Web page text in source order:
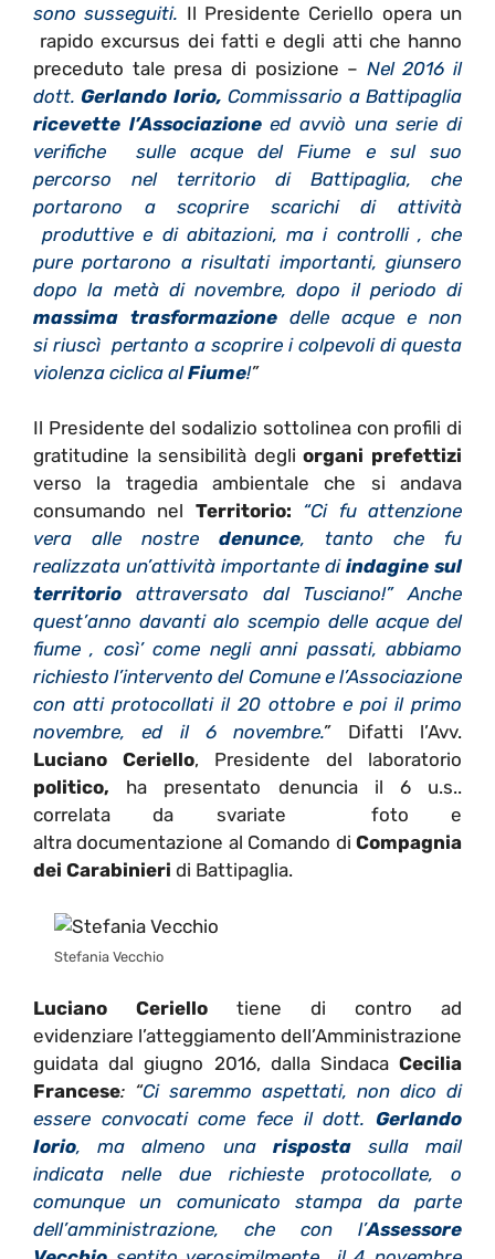
sono susseguiti. Il Presidente Ceriello opera un
rapido excursus dei fatti e degli atti che hanno
preceduto tale presa di posizione – Nel 2016 il
dott.Gerlando Iorio, Commissario a Battipaglia
ricevette l’Associazioneed avviò una serie di
verifiche sulle acque del Fiume e sul suo
percorso nel territorio di Battipaglia, che
portarono a scoprire scarichi di attività
produttive e di abitazioni, ma i controlli , che
pure portarono a risultati importanti, giunsero
dopo la metà di novembre, dopo il periodo di
massima trasformazione delle acque e non
si riuscì pertanto a scoprire i colpevoli di questa
violenza ciclica alFiume!”
Il Presidente del sodalizio sottolinea con profili di
gratitudine la sensibilità degliorgani prefettizi
verso la tragedia ambientale che si andava
consumando nel Territorio: “Ci fu attenzione
vera alle nostre denunce, tanto che fu
realizzata un’attività importante di indagine sul
territorio attraversato dal Tusciano!” Anche
quest’anno davanti alo scempio delle acque del
fiume , così’ come negli anni passati, abbiamo
richiesto l’intervento del Comune e l’Associazione
con atti protocollati il 20 ottobre e poi il primo
novembre, ed il 6 novembre.” Difatti l’Avv.
Luciano Ceriello, Presidente del laboratorio
politico, ha presentato denuncia il 6 u.s..
correlata da svariate foto e
altra documentazione al Comando di Compagnia
dei Carabinieri di Battipaglia.
Stefania Vecchio
Luciano Ceriello tiene di contro ad
evidenziare l’atteggiamento dell’Amministrazione
guidata dal giugno 2016, dalla Sindaca Cecilia
Francese: “Ci saremmo aspettati, non dico di
essere convocati come fece il dott. Gerlando
Iorio, ma almeno una rispostasulla mail
indicata nelle due richieste protocollate, o
comunque un comunicato stampa da parte
dell’amministrazione, che con l’Assessore